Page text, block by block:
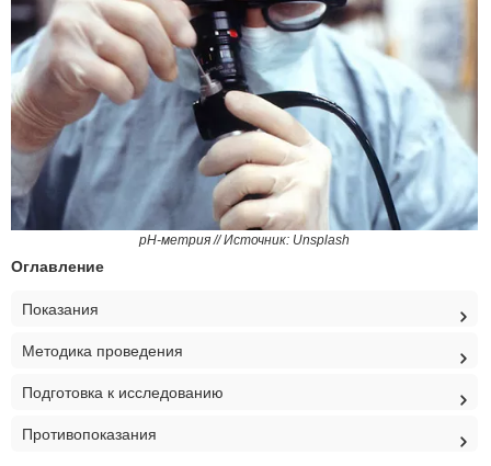
рН-метрия // Источник: Unsplash
Оглавление
Показания
Методика проведения
Подготовка к исследованию
Противопоказания